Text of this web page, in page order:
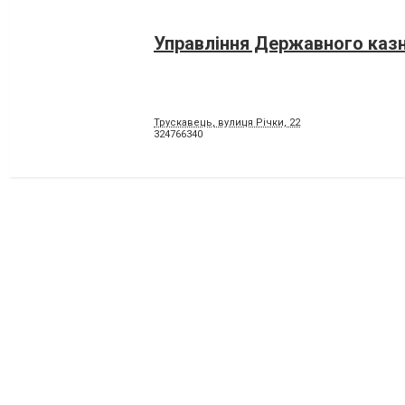
Управління Державного
Трускавець, вулиця Річки, 22
324766340